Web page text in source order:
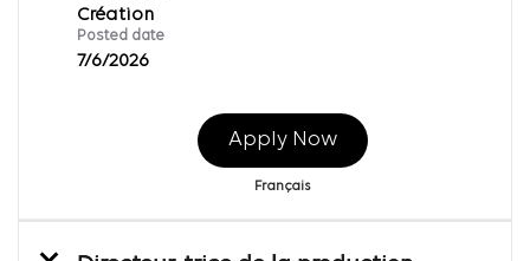
Création
Posted date
7/6/2026
Apply Now
Français